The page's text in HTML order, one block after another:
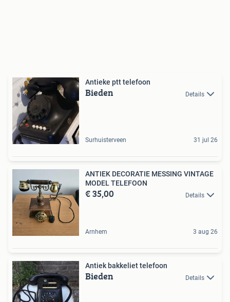
Antieke ptt telefoon
Bieden Details
Surhuisterveen 31 jul 26
ANTIEK DECORATIE MESSING VINTAGE
MODEL TELEFOON
€ 35,00 Details
Arnhem 3 aug 26
Antiek bakkeliet telefoon
Bieden Details